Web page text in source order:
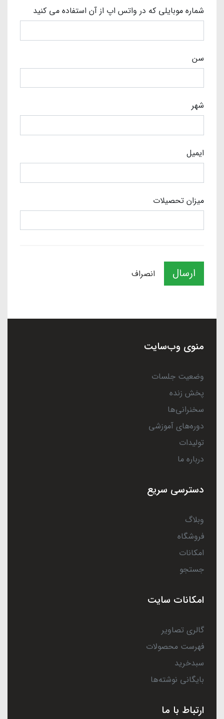
شماره موبایلی که در واتس اپ از آن استفاده می کنید
سن
شهر
ایمیل
میزان تحصیلات
ارسال انصراف
منوی وب‌سایت
وضعیت جلسات
پخش زنده
سخنرانی‌ها
دوره‌های آموزشی
تولیدات
درباره ما
دسترسی سریع
وبلاگ
فروشگاه
امکانات
جستجو
امکانات سایت
گالری تصاویر
فهرست محصولات
سبدخرید
بایگانی نوشته‌ها
ارتباط با ما